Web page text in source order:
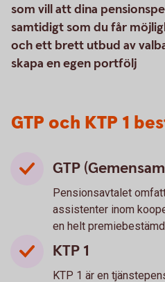
som vill att dina
samtidigt som du får
och ett brett utbud av
skapa en egen portfölj
GTP och KTP 1
GTP
Pensionsavtalet
assistenter inom
en helt
KTP 1
KTP 1 är en